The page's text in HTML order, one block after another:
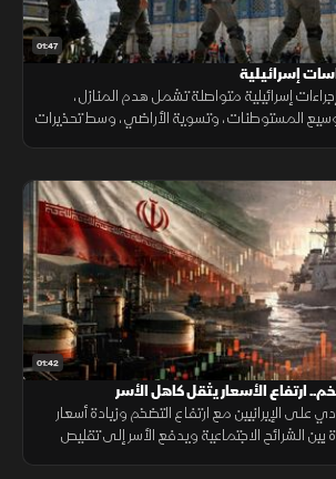
01:47
إسرائيلية
إسرائيلية متواصلة تشمل هدم المنازل،
المستوطنات، وتسوية الأراضي، وسط تحذيرات
01:42
ارتفاع الأسعار يثقل كاهل الأسر
على الإيرانيين مع ارتفاع التضخم وزيادة أسعار
بين الشرائح الاجتماعية ويدفع الأسر إلى تقليص